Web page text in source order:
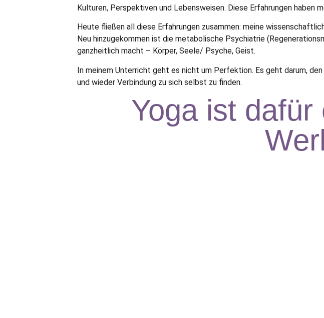
Kulturen, Perspektiven und Lebensweisen. Diese Erfahrungen haben
Heute fließen all diese Erfahrungen zusammen: meine
Neu hinzugekommen ist die metabolische Psychiatrie
ganzheitlich macht – Körper, Seele/ Psyche, Geist.
In meinem Unterricht geht es nicht um Perfektion. Es geht darum,
und wieder Verbindung zu sich selbst zu finden.
Yoga ist